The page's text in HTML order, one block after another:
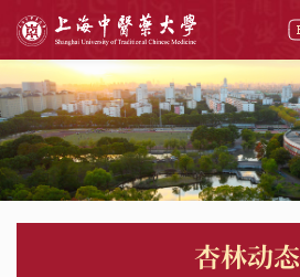
杏林动态